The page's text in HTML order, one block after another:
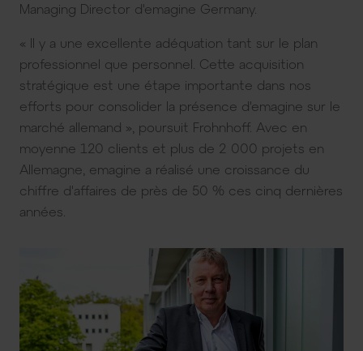
Managing Director d'emagine Germany.
« Il y a une excellente adéquation tant sur le plan
professionnel que personnel. Cette acquisition
stratégique est une étape importante dans nos
efforts pour consolider la présence d'emagine sur le
marché allemand », poursuit Frohnhoff. Avec en
moyenne 120 clients et plus de 2 000 projets en
Allemagne, emagine a réalisé une croissance du
chiffre d'affaires de près de 50 % ces cinq dernières
années.